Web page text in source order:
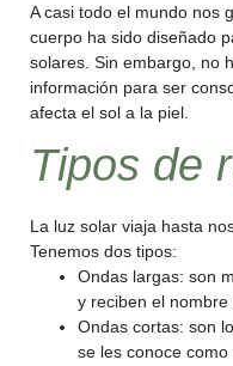
A casi todo el mundo nos
cuerpo ha sido diseñado
solares. Sin embargo, no
información para ser
afecta el sol a la piel.
Tipos de
La luz solar viaja hasta
Tenemos dos tipos:
Ondas largas: son
y reciben el nombre
Ondas cortas: son
se les conoce